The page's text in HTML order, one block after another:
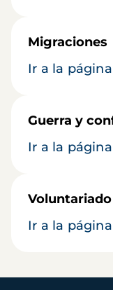
Migraciones
Ir a la
Guerra y
Ir a la
Voluntariado
Ir a la